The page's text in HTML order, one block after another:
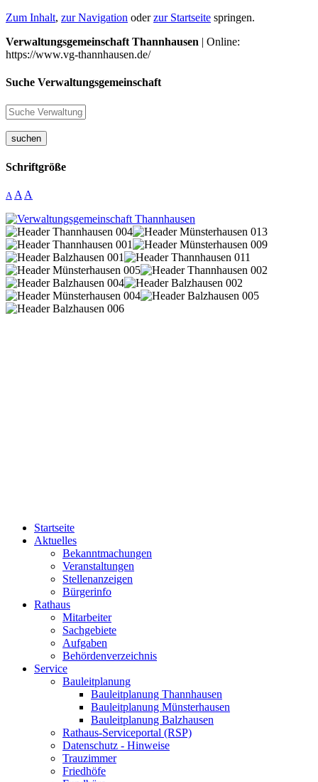
Zum Inhalt, zur Navigation oderzur Startseite springen.
Verwaltungsgemeinschaft Thannhausen | Online:
https://www.vg-thannhausen.de/
Suche Verwaltungsgemeinschaft
suchen
Schriftgröße
A A A
Startseite
Aktuelles
Bekanntmachungen
Veranstaltungen
Stellenanzeigen
Bürgerinfo
Rathaus
Mitarbeiter
Sachgebiete
Aufgaben
Behördenverzeichnis
Service
Bauleitplanung
Bauleitplanung Thannhausen
Bauleitplanung Münsterhausen
Bauleitplanung Balzhausen
Rathaus-Serviceportal (RSP)
Datenschutz - Hinweise
Trauzimmer
Friedhöfe